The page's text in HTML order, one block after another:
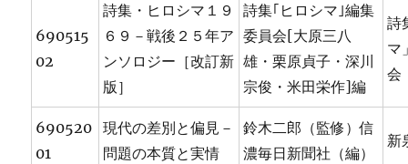
690515
02
詩集・ヒロシマ１９
６９－戦後２５年ア
ンソロジー［改訂新
版］
詩集｢ヒロシマ｣編集
委員会[大原三八
雄・栗原貞子・深川
宗俊・米田栄作]編
詩
マ
会
690520
01
現代の差別と偏見－
問題の本質と実情
鈴木二郎（監修）信
濃毎日新聞社（編）
新